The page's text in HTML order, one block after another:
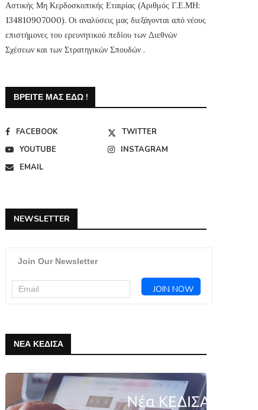
Αστικής Μη Κερδοσκοπικής Εταιρίας (Αριθμός Γ.Ε.ΜΗ:
134810907000). Οι αναλύσεις μας διεξάγονται από νέους
επιστήμονες του ερευνητικού πεδίου των Διεθνών
Σχέσεων και των Στρατηγικών Σπουδών .
ΒΡΕΊΤΕ ΜΑΣ ΕΔΏ !
FACEBOOK
TWITTER
YOUTUBE
INSTAGRAM
EMAIL
NEWSLETTER
Join Our Newsletter
ΝΕΑ ΚΕΔΙΣΑ